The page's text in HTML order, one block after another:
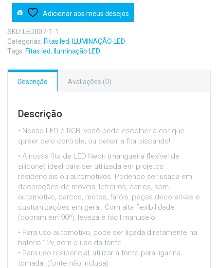
Silicone
Mangueira
Flexível
quantidade
Adicionar aos meus desejos
SKU:
LED007-1-1
Categorias: Fitas led, ILUMINAÇÃO LED
Tags: Fitas led, Iluminação LED
Descrição Avaliações (0)
Descrição
• Nosso LED é RGB, você pode escolher a cor que
quiser pelo controle, ou deixar a fita piscando!
• A nossa fita de LED Neon (mangueira flexível de
silicone) ideal para ser utilizada em projetos
residenciais ou automotivos. Podendo ser usada em
decorações de móveis, letreiros, carros, som
automotivo, barcos, motos, faróis, peças decorativas e
customizações em geral. Com alta flexibilidade
(dobram em 90º), leveza e fácil manuseio.
• Para uso automotivo, pode ser ligada diretamente na
bateria 12v, sem o uso da fonte.
• Para uso residencial, utilizar a fonte para ligar na
tomada. (fonte não inclusa)